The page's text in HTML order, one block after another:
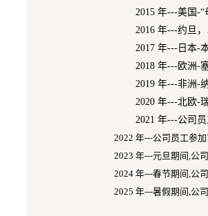
2015 年---美国-“母亲之
2016 年---约旦，以色列
2017 年---日本-本州，优质
2018 年---欧洲-塞尔维亚
2019 年---非洲-纳米比亚
2020 年---北欧-瑞典，芬兰
2021 年---公司员工先后赴
2022 年---公司员工参加市区
2023 年---元旦期间,公司员工
2024 年---春节期间,公司员工
2025 年---暑假期间,公司员工